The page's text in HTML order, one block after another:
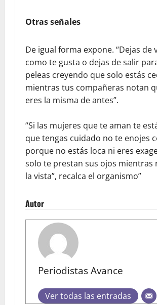
Otras señales
De igual forma expone. “Dejas de
como te gusta o dejas de salir
peleas creyendo que solo estás
mientras tus compañeras notan
eres la misma de antes”.
“Si las mujeres que te aman te
que tengas cuidado no te enojes
porque no estás loca ni eres
solo te prestan sus ojos mientras
la vista”, recalca el organismo”
Autor
Periodistas Avance
Ver todas las entradas